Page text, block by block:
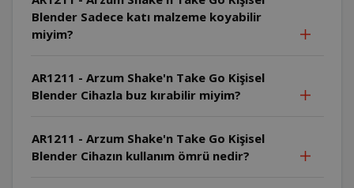
Blender Sadece katı malzeme koyabilir
miyim?
AR1211 - Arzum Shake'n Take Go Kişisel
Blender Cihazla buz kırabilir miyim?
AR1211 - Arzum Shake'n Take Go Kişisel
Blender Cihazın kullanım ömrü nedir?